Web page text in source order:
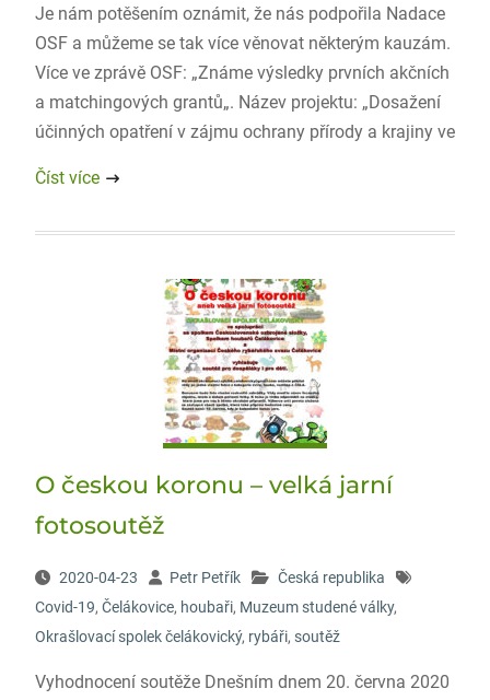
Je nám potěšením oznámit, že nás podpořila Nadace
OSF a můžeme se tak více věnovat některým kauzám.
Více ve zprávě OSF: „Známe výsledky prvních akčních
a matchingových grantů„. Název projektu: „Dosažení
účinných opatření v zájmu ochrany přírody a krajiny ve
Číst více
O českou koronu – velká jarní
fotosoutěž
2020-04-23 Petr Petřík
Česká republika
Covid-19, Čelákovice, houbaři, Muzeum studené války,
Okrašlovací spolek čelákovický, rybáři, soutěž
Vyhodnocení soutěže Dnešním dnem 20. června 2020